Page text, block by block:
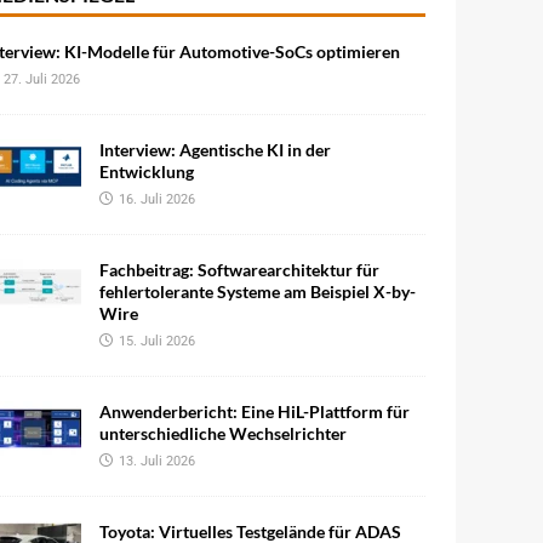
KI-Modelle für Automotive-SoCs optimieren
27. Juli 2026
Interview: Agentische KI in der
Entwicklung
16. Juli 2026
Fachbeitrag: Softwarearchitektur für
fehlertolerante Systeme am Beispiel X-by-
Wire
15. Juli 2026
Anwenderbericht: Eine HiL-Plattform für
unterschiedliche Wechselrichter
13. Juli 2026
Toyota: Virtuelles Testgelände für ADAS